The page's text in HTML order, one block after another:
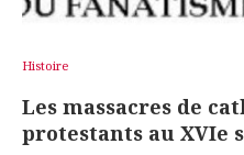
Histoire
Les massacres de
protestants au XVIe